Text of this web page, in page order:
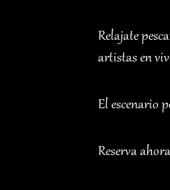
Relajate
artistas en
El escenario
Reserva